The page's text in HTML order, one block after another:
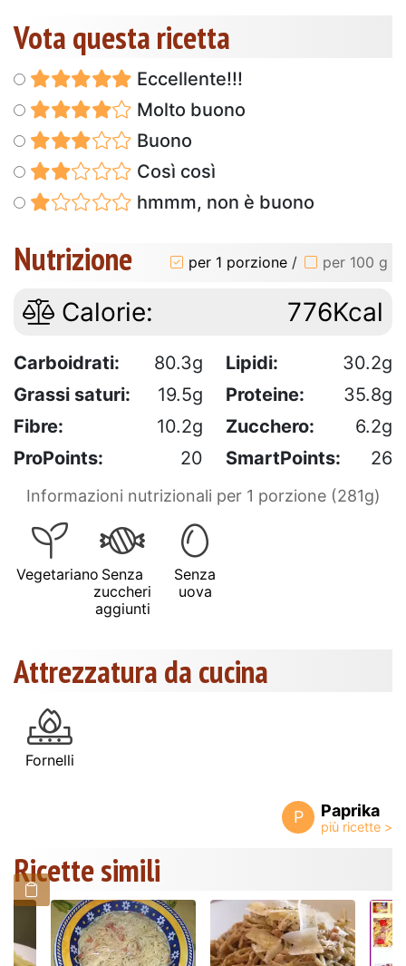
Vota questa ricetta
Eccellente!!!
Molto buono
Buono
Così così
hmmm, non è buono
Nutrizione per 1 porzione / per 100 g
Calorie: 776Kcal
Carboidrati: 80.3g Lipidi:
30.2g
Grassi saturi:
19.5g Proteine:
35.8g
Fibre:
10.2g Zucchero:
6.2g
ProPoints:
20 SmartPoints: 26
Informazioni nutrizionali per 1 porzione (281g)
Vegetariano Senza
zuccheri
aggiunti
Senza
uova
Attrezzatura da cucina
Fornelli
P Paprika
Ricette simili